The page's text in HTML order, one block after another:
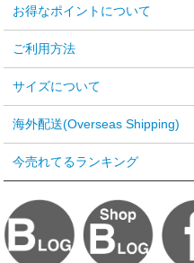
お得なポイントについて
ご利用方法
サイズについて
海外配送(Overseas Shipping)
今売れてるランキング